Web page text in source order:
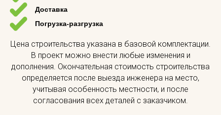
Доставка
Погрузка-разгрузка
Цена строительства указана в базовой комплектации.
В проект можно внести любые изменения и
дополнения. Окончательная стоимость строительства
определяется после выезда инженера на место,
учитывая особенность местности, и после
согласования всех деталей с заказчиком.